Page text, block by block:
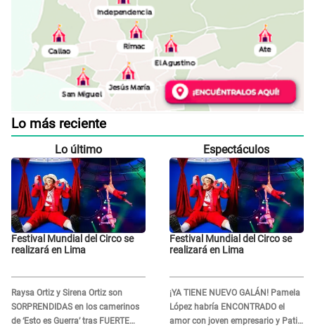
Lo más reciente
Lo último
Festival Mundial del Circo se
realizará en Lima
Raysa Ortiz y Sirena Ortiz son
SORPRENDIDAS en los camerinos
de ‘Esto es Guerra’ tras FUERTE
Espectáculos
Festival Mundial del Circo se
realizará en Lima
¡YA TIENE NUEVO GALÁN! Pamela
López habría ENCONTRADO el
amor con joven empresario y Pati